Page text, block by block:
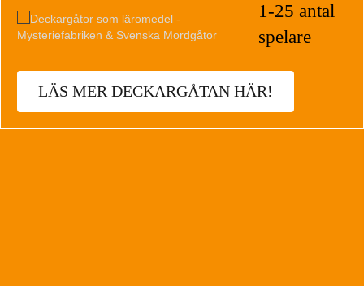
1-25 antal
spelare
LÄS MER DECKARGÅTAN HÄR!